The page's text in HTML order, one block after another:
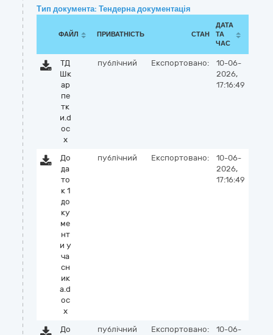
Тип документа: Тендерна документація
ФАЙЛ ПРИВАТНІСТЬ СТАН
ДАТА
ТА
ЧАС
ТД
Шк
ар
пе
тк
и.d
oc
x
публічний Експортовано:
10-06-
2026,
17:16:49
До
да
то
к 1
до
ку
ме
нт
и у
ча
сн
ик
а.d
oc
x
публічний Експортовано:
10-06-
2026,
17:16:49
До
публічний Експортовано:
10-06-